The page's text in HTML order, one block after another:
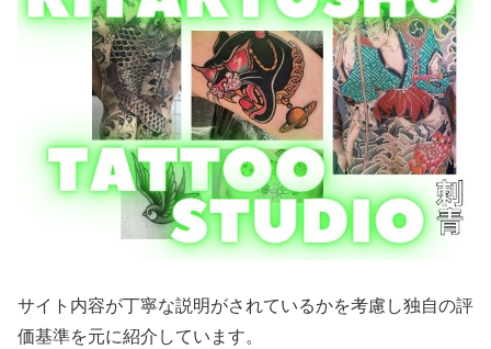
サイト内容が丁寧な説明がされているかを考慮し独自の評
価基準を元に紹介しています。